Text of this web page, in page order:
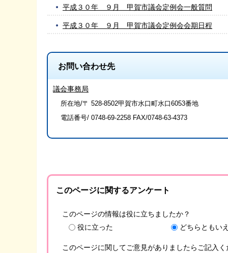
平成３０年 ９月 甲賀市議会定例会一般質問
平成３０年 ９月 甲賀市議会定例会会期日程
お問い合わせ先
議会事務局
所在地/〒 528-8502甲賀市水口町水口6053番地
電話番号/ 0748-69-2258 FAX/0748-63-4373
このページに関するアンケート
このページの情報は役に立ちましたか？
役に立った
どちらともい
このページに関してご意見がありましたらご記入く